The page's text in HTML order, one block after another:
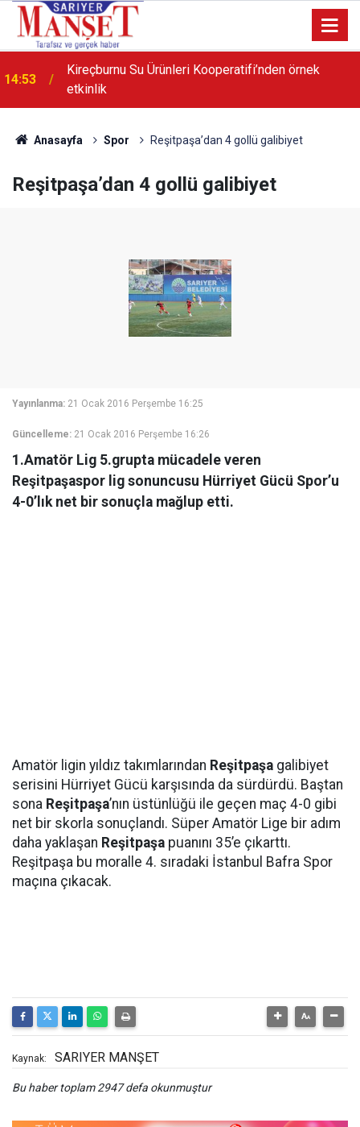
14:53
Kireçburnu Su Ürünleri Kooperatifi’nden örnek
etkinlik
Anasayfa Spor Reşitpaşa’dan 4 gollü galibiyet
Reşitpaşa’dan 4 gollü galibiyet
Yayınlanma: 21 Ocak 2016 Perşembe 16:25
Güncelleme: 21 Ocak 2016 Perşembe 16:26
1.Amatör Lig 5.grupta mücadele veren
Reşitpaşaspor lig sonuncusu Hürriyet Gücü Spor’u
4-0’lık net bir sonuçla mağlup etti.
Amatör ligin yıldız takımlarından Reşitpaşa galibiyet
serisini Hürriyet Gücü karşısında da sürdürdü. Baştan
sona Reşitpaşa’nın üstünlüğü ile geçen maç 4-0 gibi
net bir skorla sonuçlandı. Süper Amatör Lige bir adım
daha yaklaşan Reşitpaşa puanını 35’e çıkarttı.
Reşitpaşa bu moralle 4. sıradaki İstanbul Bafra Spor
maçına çıkacak.
Kaynak: SARIYER MANŞET
Bu haber toplam 2947 defa okunmuştur